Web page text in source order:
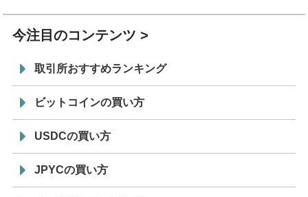
今注目のコンテンツ
取引所おすすめランキング
ビットコインの買い方
USDCの買い方
JPYCの買い方